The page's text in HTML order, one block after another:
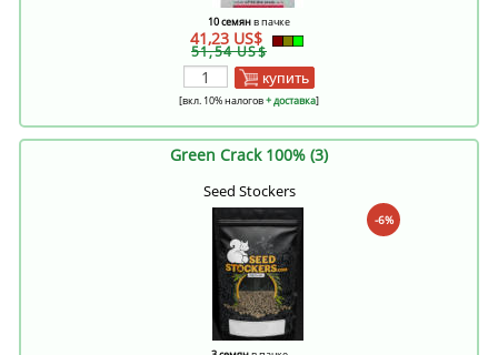
10 семянв пачке
41,23 US$
51,54 US$
купить
[вкл. 10% налогов+ доставка]
Green Crack 100% (3)
Seed Stockers
-6%